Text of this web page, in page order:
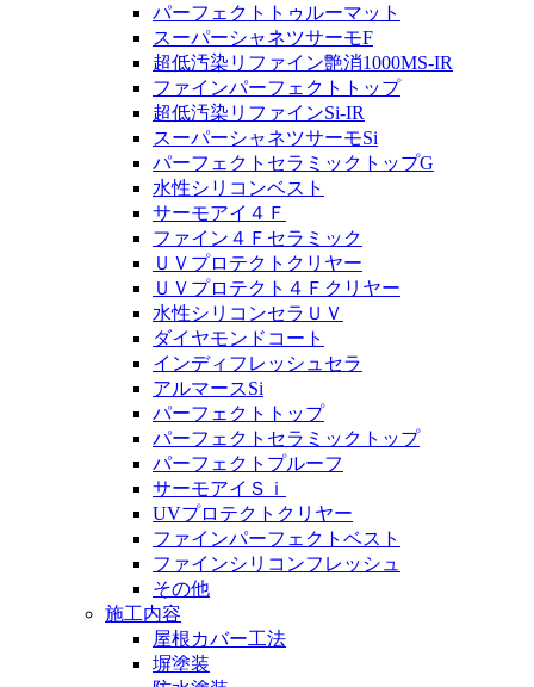
パーフェクトトゥルーマット
スーパーシャネツサーモF
超低汚染リファイン艶消1000MS-IR
ファインパーフェクトトップ
超低汚染リファインSi-IR
スーパーシャネツサーモSi
パーフェクトセラミックトップG
水性シリコンベスト
サーモアイ４Ｆ
ファイン４Ｆセラミック
ＵＶプロテクトクリヤー
ＵＶプロテクト４Ｆクリヤー
水性シリコンセラＵＶ
ダイヤモンドコート
インディフレッシュセラ
アルマースSi
パーフェクトトップ
パーフェクトセラミックトップ
パーフェクトプルーフ
サーモアイＳｉ
UVプロテクトクリヤー
ファインパーフェクトベスト
ファインシリコンフレッシュ
その他
施工内容
屋根カバー工法
塀塗装